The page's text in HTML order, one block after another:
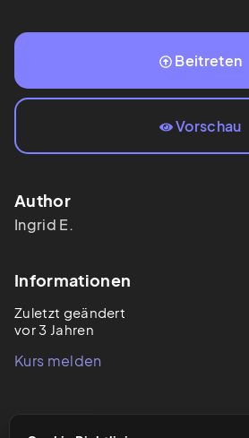
Beitreten
Vorschau
Author
Ingrid E.
Informationen
Zuletzt geändert
vor 3 Jahren
Kurs melden